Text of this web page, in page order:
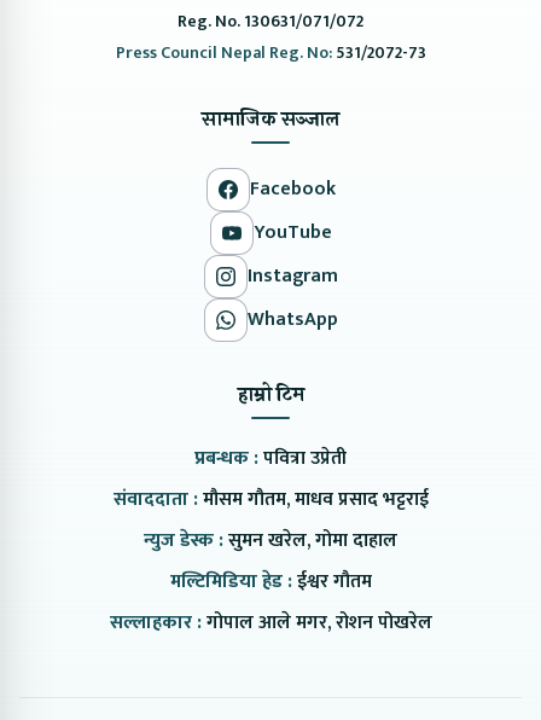
Reg. No. 130631/071/072
Press Council Nepal Reg. No:531/2072-73
सामाजिक सञ्जाल
Facebook
YouTube
Instagram
WhatsApp
हाम्रो टिम
प्रबन्धक :पवित्रा उप्रेती
संवाददाता :मौसम गौतम, माधव प्रसाद भट्टराई
न्युज डेस्क :सुमन खरेल, गोमा दाहाल
मल्टिमिडिया हेड :ईश्वर गौतम
सल्लाहकार :गोपाल आले मगर, रोशन पोखरेल